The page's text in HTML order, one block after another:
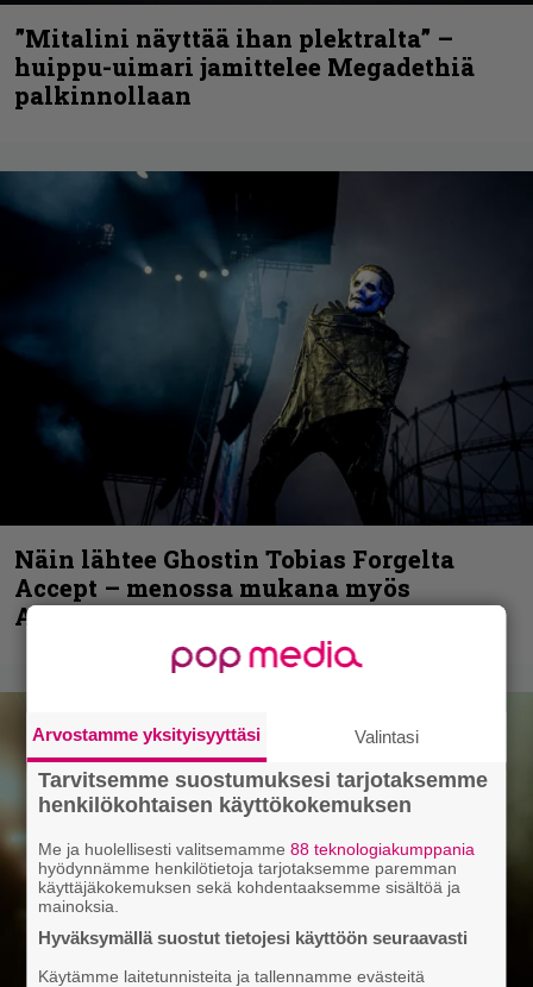
”Mitalini näyttää ihan plektralta” –
huippu-uimari jamittelee Megadethiä
palkinnollaan
Näin lähtee Ghostin Tobias Forgelta
Accept – menossa mukana myös
Anthrax- ja Korn-miehistöä
Arvostamme yksityisyyttäsi Valintasi
Tarvitsemme suostumuksesi tarjotaksemme
henkilökohtaisen käyttökokemuksen
Me ja huolellisesti valitsemamme88 teknologiakumppania
hyödynnämme henkilötietoja tarjotaksemme paremman
käyttäjäkokemuksen sekä kohdentaaksemme sisältöä ja
mainoksia.
Hyväksymällä suostut tietojesi käyttöön seuraavasti
Käytämme laitetunnisteita ja tallennamme evästeitä